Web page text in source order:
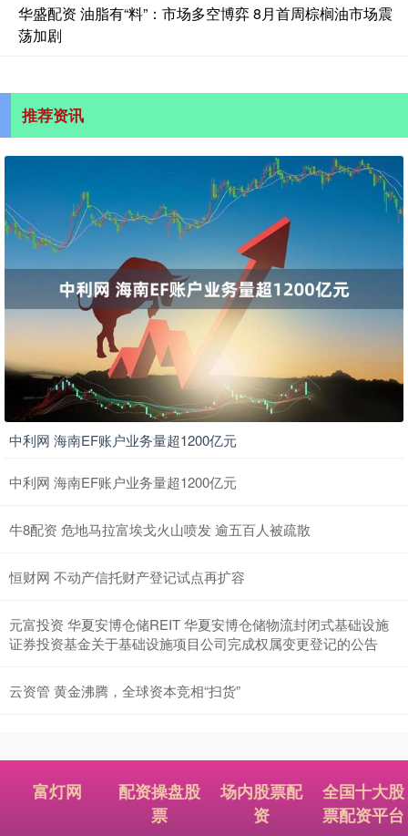
华盛配资 油脂有“料”：市场多空博弈 8月首周棕榈油市场震
荡加剧
推荐资讯
中利网 海南EF账户业务量超1200亿元
中利网 海南EF账户业务量超1200亿元
牛8配资 危地马拉富埃戈火山喷发 逾五百人被疏散
恒财网 不动产信托财产登记试点再扩容
元富投资 华夏安博仓储REIT 华夏安博仓储物流封闭式基础设施
证券投资基金关于基础设施项目公司完成权属变更登记的公告
云资管 黄金沸腾，全球资本竞相“扫货”
富灯网
配资操盘股
票
场内股票配
资
全国十大股
票配资平台